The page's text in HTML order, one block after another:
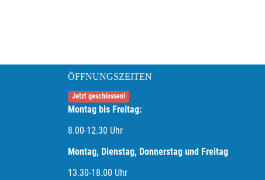
ÖFFNUNGSZEITEN
Jetzt geschlossen!
Montag bis Freitag:
8.00-12.30 Uhr
Montag, Dienstag, Donnerstag und Freitag
13.30-18.00 Uhr